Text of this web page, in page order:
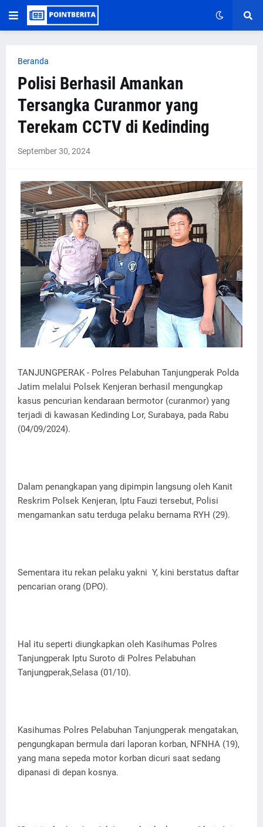
Beranda
Polisi Berhasil Amankan
Tersangka Curanmor yang
Terekam CCTV di Kedinding
September 30, 2024
TANJUNGPERAK - Polres Pelabuhan Tanjungperak Polda
Jatim melalui Polsek Kenjeran berhasil mengungkap
kasus pencurian kendaraan bermotor (curanmor) yang
terjadi di kawasan Kedinding Lor, Surabaya, pada Rabu
(04/09/2024).
Dalam penangkapan yang dipimpin langsung oleh Kanit
Reskrim Polsek Kenjeran, Iptu Fauzi tersebut, Polisi
mengamankan satu terduga pelaku bernama RYH (29).
Sementara itu rekan pelaku yakni Y, kini berstatus daftar
pencarian orang (DPO).
Hal itu seperti diungkapkan oleh Kasihumas Polres
Tanjungperak Iptu Suroto di Polres Pelabuhan
Tanjungperak,Selasa (01/10).
Kasihumas Polres Pelabuhan Tanjungperak mengatakan,
pengungkapan bermula dari laporan korban, NFNHA (19),
yang mana sepeda motor korban dicuri saat sedang
dipanasi di depan kosnya.